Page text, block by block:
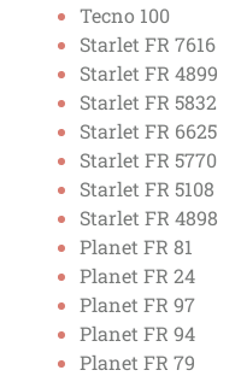
Tecno 100
Starlet FR 7616
Starlet FR 4899
Starlet FR 5832
Starlet FR 6625
Starlet FR 5770
Starlet FR 5108
Starlet FR 4898
Planet FR 81
Planet FR 24
Planet FR 97
Planet FR 94
Planet FR 79